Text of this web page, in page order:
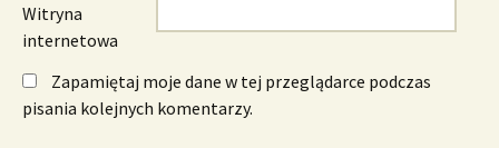
Witryna
internetowa
Zapamiętaj moje dane w tej przeglądarce podczas
pisania kolejnych komentarzy.